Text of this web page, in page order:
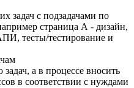
задач с подзадачами по
страница А - дизайн,
тесты/тестирование и
а в процессе вносить
в соответствии с нуждами